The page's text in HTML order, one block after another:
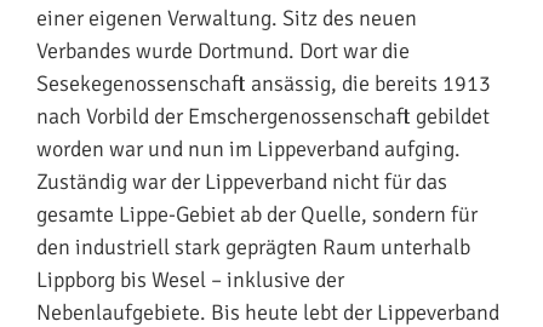
einer eigenen Verwaltung. Sitz des neuen
Verbandes wurde Dortmund. Dort war die
Sesekegenossenschaft ansässig, die bereits 1913
nach Vorbild der Emschergenossenschaft gebildet
worden war und nun im Lippeverband aufging.
Zuständig war der Lippeverband nicht für das
gesamte Lippe-Gebiet ab der Quelle, sondern für
den industriell stark geprägten Raum unterhalb
Lippborg bis Wesel – inklusive der
Nebenlaufgebiete. Bis heute lebt der Lippeverband